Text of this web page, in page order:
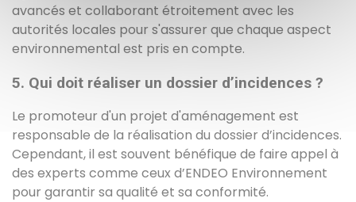
avancés et collaborant étroitement avec les
autorités locales pour s'assurer que chaque aspect
environnemental est pris en compte.
5. Qui doit réaliser un dossier d’incidences ?
Le promoteur d'un projet d'aménagement est
responsable de la réalisation du dossier d’incidences.
Cependant, il est souvent bénéfique de faire appel à
des experts comme ceux d’ENDEO Environnement
pour garantir sa qualité et sa conformité.